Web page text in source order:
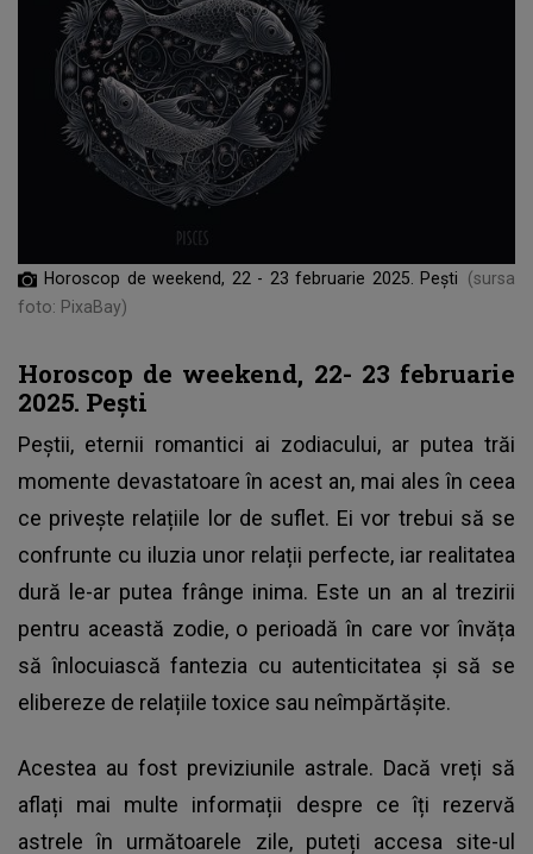
Horoscop de weekend, 22 - 23 februarie 2025. Pești
(sursa
foto: PixaBay)
Horoscop de weekend, 22- 23 februarie
2025. Pești
Peștii, eternii romantici ai zodiacului, ar putea trăi
momente devastatoare în acest an, mai ales în ceea
ce privește relațiile lor de suflet. Ei vor trebui să se
confrunte cu iluzia unor relații perfecte, iar realitatea
dură le-ar putea frânge inima. Este un an al trezirii
pentru această zodie, o perioadă în care vor învăța
să înlocuiască fantezia cu autenticitatea și să se
elibereze de relațiile toxice sau neîmpărtășite.
Acestea au fost previziunile astrale. Dacă vreți să
aflați mai multe informații despre ce îți rezervă
astrele în următoarele zile, puteți accesa site-ul